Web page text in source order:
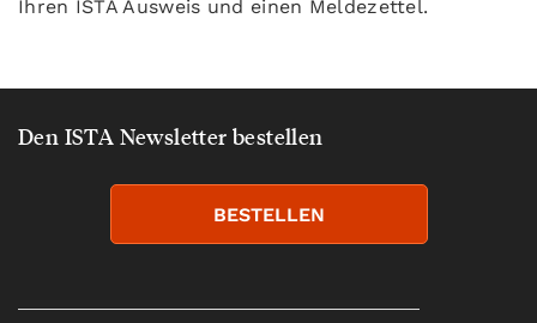
Ihren ISTA Ausweis und einen Meldezettel.
Den ISTA Newsletter bestellen
BESTELLEN